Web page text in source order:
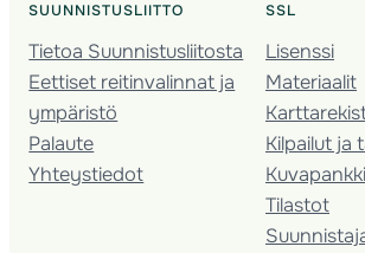
SUUNNISTUSLIITTO
Tietoa Suunnistusliitosta
Eettiset reitinvalinnat ja
ympäristö
Palaute
Yhteystiedot
SSL
Lisenssi
Materiaalit
Kilpailut ja
Kuvapankki
Tilastot